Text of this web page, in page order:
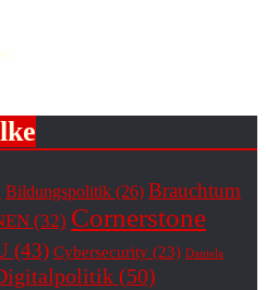
Bildungspolitik (26) Brauchtum
(32) Cornerstone
(43) Cybersecurity (23) Daniela
(50)